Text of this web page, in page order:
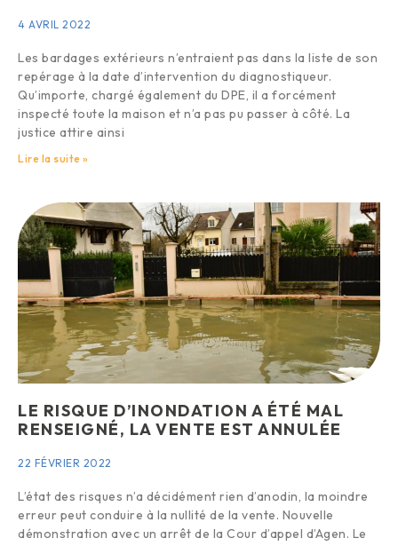
4 AVRIL 2022
Les bardages extérieurs n’entraient pas dans la liste de son
repérage à la date d’intervention du diagnostiqueur.
Qu’importe, chargé également du DPE, il a forcément
inspecté toute la maison et n’a pas pu passer à côté. La
justice attire ainsi
Lire la suite »
LE RISQUE D’INONDATION A ÉTÉ MAL
RENSEIGNÉ, LA VENTE EST ANNULÉE
22 FÉVRIER 2022
L’état des risques n’a décidément rien d’anodin, la moindre
erreur peut conduire à la nullité de la vente. Nouvelle
démonstration avec un arrêt de la Cour d’appel d’Agen. Le